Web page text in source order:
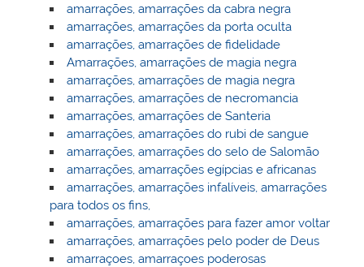
amarrações, amarrações da cabra negra
amarrações, amarrações da porta oculta
amarrações, amarrações de fidelidade
Amarrações, amarrações de magia negra
amarrações, amarrações de magia negra
amarrações, amarrações de necromancia
amarrações, amarrações de Santeria
amarrações, amarrações do rubi de sangue
amarrações, amarrações do selo de Salomão
amarrações, amarrações egípcias e africanas
amarrações, amarrações infalíveis, amarrações
para todos os fins,
amarrações, amarrações para fazer amor voltar
amarrações, amarrações pelo poder de Deus
amarraçoes, amarraçoes poderosas